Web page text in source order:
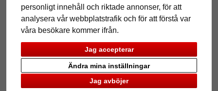
personligt innehåll och riktade annonser, för att
analysera vår webbplatstrafik och för att förstå var
våra besökare kommer ifrån.
Jag accepterar
Jag avböjer
Ändra mina inställningar
Tillbaka